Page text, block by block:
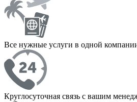
Все нужные услуги в одной
Круглосуточная связь с вашим